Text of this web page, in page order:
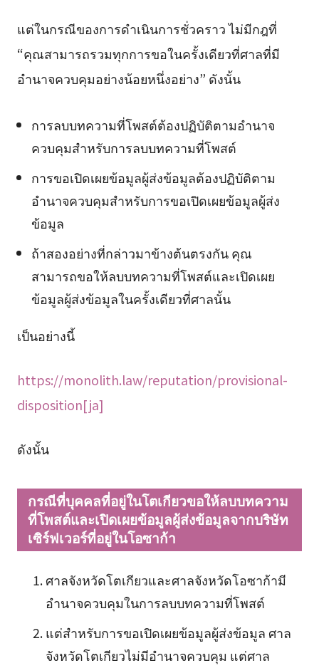
แต่ในกรณีของการดำเนินการชั่วคราว ไม่มีกฎที่
“คุณสามารถรวมทุกการขอในครั้งเดียวที่ศาลที่มี
อำนาจควบคุมอย่างน้อยหนึ่งอย่าง” ดังนั้น
การลบบทความที่โพสต์ต้องปฏิบัติตามอำนาจ
ควบคุมสำหรับการลบบทความที่โพสต์
การขอเปิดเผยข้อมูลผู้ส่งข้อมูลต้องปฏิบัติตาม
อำนาจควบคุมสำหรับการขอเปิดเผยข้อมูลผู้ส่ง
ข้อมูล
ถ้าสองอย่างที่กล่าวมาข้างต้นตรงกัน คุณ
สามารถขอให้ลบบทความที่โพสต์และเปิดเผย
ข้อมูลผู้ส่งข้อมูลในครั้งเดียวที่ศาลนั้น
เป็นอย่างนี้
https://monolith.law/reputation/provisional-
disposition[ja]
ดังนั้น
กรณีที่บุคคลที่อยู่ในโตเกียวขอให้ลบบทความ
ที่โพสต์และเปิดเผยข้อมูลผู้ส่งข้อมูลจากบริษัท
เซิร์ฟเวอร์ที่อยู่ในโอซาก้า
ศาลจังหวัดโตเกียวและศาลจังหวัดโอซาก้ามี
อำนาจควบคุมในการลบบทความที่โพสต์
แต่สำหรับการขอเปิดเผยข้อมูลผู้ส่งข้อมูล ศาล
จังหวัดโตเกียวไม่มีอำนาจควบคุม แต่ศาล